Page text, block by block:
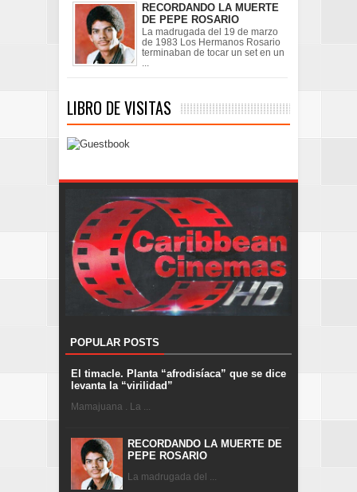
RECORDANDO LA MUERTE
DE PEPE ROSARIO
La madrugada del 19 de marzo
de 1983 Los Hermanos Rosario
terminaban de tocar un set en un
...
LIBRO DE VISITAS
POPULAR POSTS
El timacle. Planta “afrodisíaca” que se dice
levanta la “virilidad”
Mamajuana . La ...
RECORDANDO LA MUERTE DE
PEPE ROSARIO
La madrugada del ...